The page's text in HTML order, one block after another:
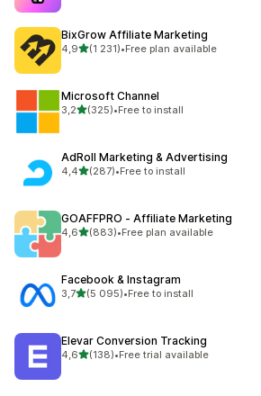
BixGrow Affiliate Marketing
4,9z 5 hvězd
(1 231)
Celkový počet recenzí: 1231
•Free plan available
Microsoft Channel
3,2z 5 hvězd
(325)
Celkový počet recenzí: 325
•Free to install
AdRoll Marketing & Advertising
4,4z 5 hvězd
(287)
Celkový počet recenzí: 287
•Free to install
GOAFFPRO ‑ Affiliate Marketing
4,6z 5 hvězd
(883)
Celkový počet recenzí: 883
•Free plan available
Facebook & Instagram
3,7z 5 hvězd
(5 095)
Celkový počet recenzí: 5095
•Free to install
Elevar Conversion Tracking
4,6z 5 hvězd
(138)
Celkový počet recenzí: 138
•Free trial available